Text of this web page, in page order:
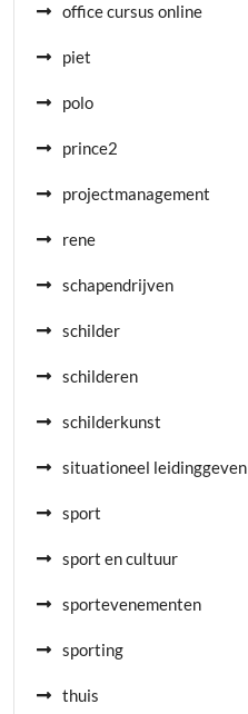
office cursus online
piet
polo
prince2
projectmanagement
rene
schapendrijven
schilder
schilderen
schilderkunst
situationeel leidinggeven
sport
sport en cultuur
sportevenementen
sporting
thuis